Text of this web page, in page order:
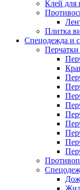
Клей для
Плитка
Спецодежда и